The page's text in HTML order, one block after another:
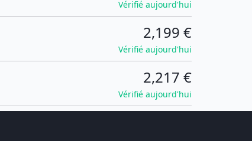
Vérifié aujourd'hui
2,199 €
Vérifié aujourd'hui
2,217 €
Vérifié aujourd'hui